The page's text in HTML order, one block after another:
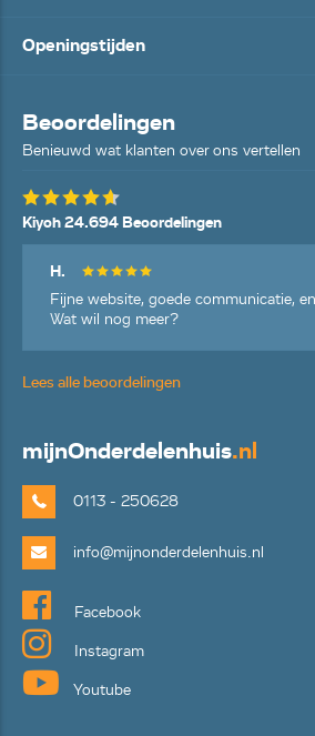
Openingstijden
Beoordelingen
Benieuwd wat klanten over ons vertellen
Kiyoh 24.694 Beoordelingen
H.
Fijne website, goede communicatie,
Wat wil nog meer?
Lees alle beoordelingen
mijnOnderdelenhuis.nl
0113 - 250628
info@mijnonderdelenhuis.nl
Facebook
Instagram
Youtube